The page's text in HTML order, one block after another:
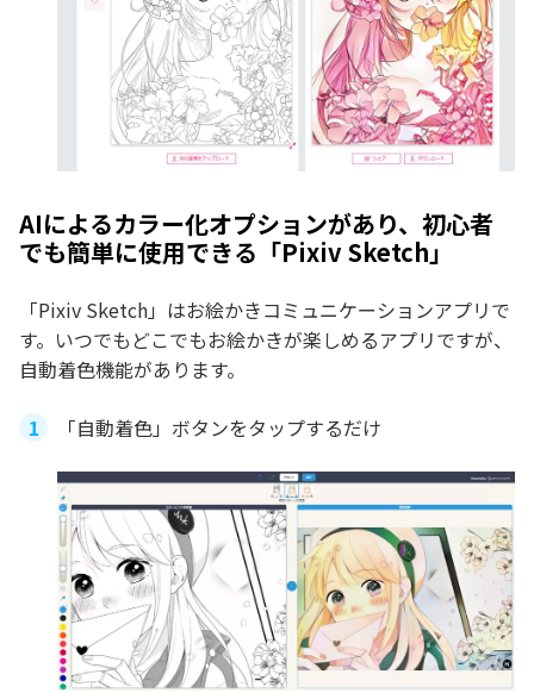
AIによるカラー化オプションがあり、初心者
でも簡単に使用できる「Pixiv Sketch」
「Pixiv Sketch」はお絵かきコミュニケーションアプリで
す。いつでもどこでもお絵かきが楽しめるアプリですが、
自動着色機能があります。
「自動着色」ボタンをタップするだけ